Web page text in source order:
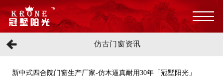
仿古门窗资讯
新中式四合院门窗生产厂家-仿木逼真耐用30年「冠墅阳光」